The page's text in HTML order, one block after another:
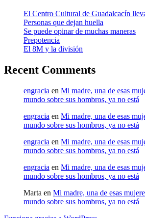
El Centro Cultural de Guadalcacín
Personas que dejan huella
Se puede opinar de muchas maneras
Prepotencia
El 8M y la división
Recent Comments
engracia en Mi madre, una de esas
mundo sobre sus hombros, ya no está
engracia en Mi madre, una de esas
mundo sobre sus hombros, ya no está
engracia en Mi madre, una de esas
mundo sobre sus hombros, ya no está
engracia en Mi madre, una de esas
mundo sobre sus hombros, ya no está
Marta en Mi madre, una de esas
mundo sobre sus hombros, ya no está